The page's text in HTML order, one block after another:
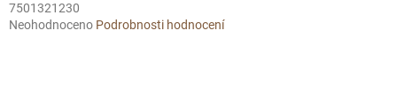
7501321230
Průměrné
Neohodnoceno Podrobnosti hodnocení